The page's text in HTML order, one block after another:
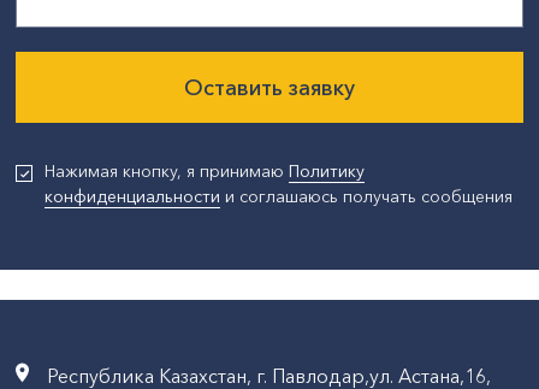
Оставить заявку
Нажимая кнопку, я принимаю Политику
конфиденциальности и соглашаюсь получать сообщения
Республика Казахстан, г. Павлодар,ул. Астана,16,